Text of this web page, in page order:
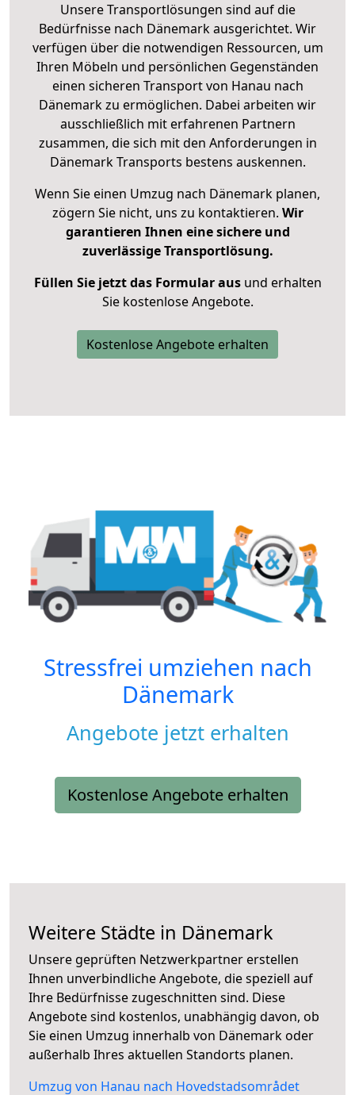
Unsere Transportlösungen sind auf die
Bedürfnisse nach Dänemark ausgerichtet. Wir
verfügen über die notwendigen Ressourcen, um
Ihren Möbeln und persönlichen Gegenständen
einen sicheren Transport von Hanau nach
Dänemark zu ermöglichen. Dabei arbeiten wir
ausschließlich mit erfahrenen Partnern
zusammen, die sich mit den Anforderungen in
Dänemark Transports bestens auskennen.
Wenn Sie einen Umzug nach Dänemark planen,
zögern Sie nicht, uns zu kontaktieren. Wir
garantieren Ihnen eine sichere und
zuverlässige Transportlösung.
Füllen Sie jetzt das Formular ausund erhalten
Sie kostenlose Angebote.
Kostenlose Angebote erhalten
Stressfrei umziehen nach
Dänemark
Angebote jetzt erhalten
Kostenlose Angebote erhalten
Weitere Städte in Dänemark
Unsere geprüften Netzwerkpartner erstellen
Ihnen unverbindliche Angebote, die speziell auf
Ihre Bedürfnisse zugeschnitten sind. Diese
Angebote sind kostenlos, unabhängig davon, ob
Sie einen Umzug innerhalb von Dänemark oder
außerhalb Ihres aktuellen Standorts planen.
Umzug von Hanau nach Hovedstadsområdet